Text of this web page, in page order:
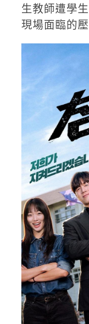
生教師遭學
現場面臨的